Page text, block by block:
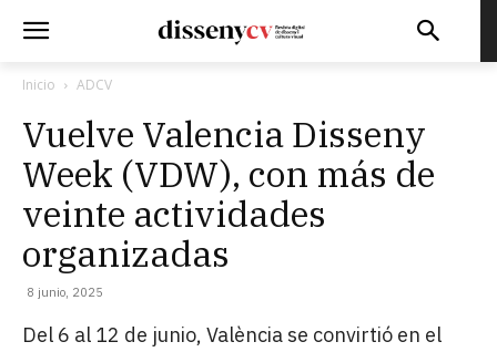
Inicio ADCV
Vuelve Valencia Disseny
Week (VDW), con más de
veinte actividades
organizadas
8 junio, 2025
Del 6 al 12 de junio, València se convirtió en el